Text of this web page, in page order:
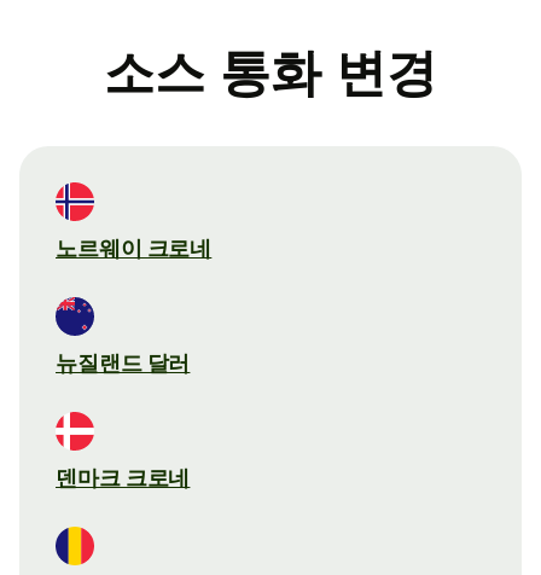
소스 통화 변경
노르웨이 크로네
뉴질랜드 달러
덴마크 크로네